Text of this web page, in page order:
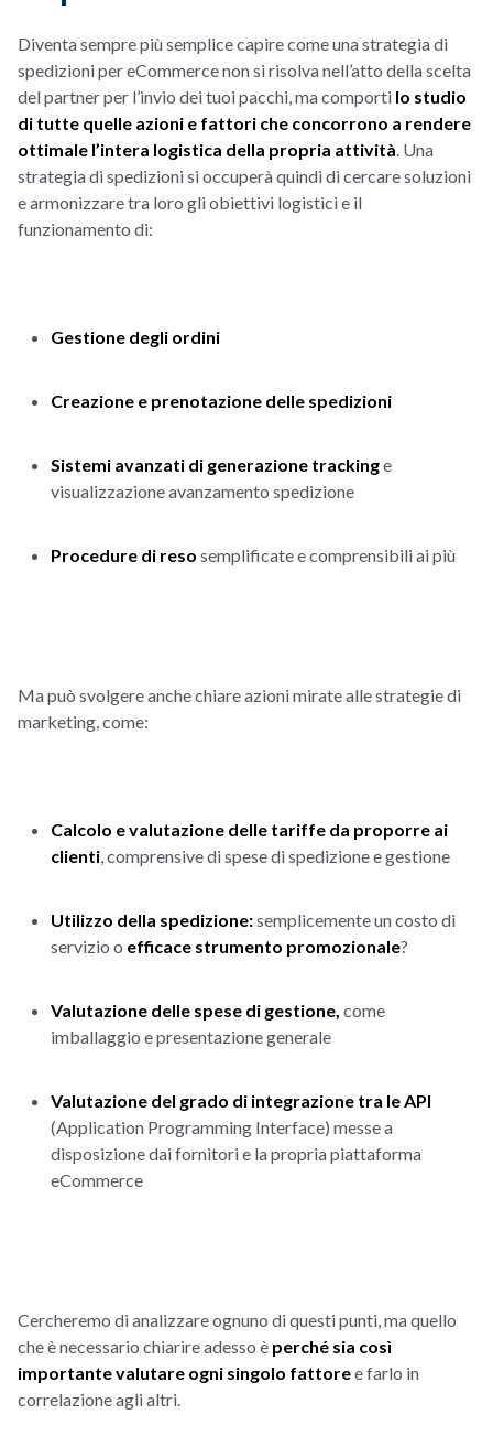
Diventa sempre più semplice capire come una strategia di
spedizioni per eCommerce non si risolva nell’atto della scelta
del partner per l’invio dei tuoi pacchi, ma comporti lo studio
di tutte quelle azioni e fattori che concorrono a rendere
ottimale l’intera logistica della propria attività. Una
strategia di spedizioni si occuperà quindi di cercare soluzioni
e armonizzare tra loro gli obiettivi logistici e il
funzionamento di:
Gestione degli ordini
Creazione e prenotazione delle spedizioni
Sistemi avanzati di generazione trackinge
visualizzazione avanzamento spedizione
Procedure di reso semplificate e comprensibili ai più
Ma può svolgere anche chiare azioni mirate alle strategie di
marketing, come:
Calcolo e valutazione delle tariffe da proporre ai
clienti, comprensive di spese di spedizione e gestione
Utilizzo della spedizione:semplicemente un costo di
servizio o efficace strumento promozionale?
Valutazione delle spese di gestione, come
imballaggio e presentazione generale
Valutazione del grado di integrazione tra le API
(Application Programming Interface) messe a
disposizione dai fornitori e la propria piattaforma
eCommerce
Cercheremo di analizzare ognuno di questi punti, ma quello
che è necessario chiarire adesso è perché sia così
importante valutare ogni singolo fattoree farlo in
correlazione agli altri.